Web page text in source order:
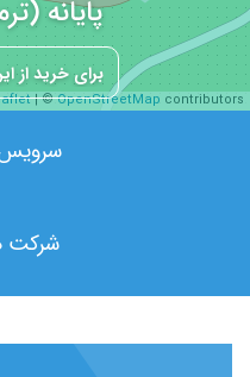
| ©OpenStreetMap contributors
پایانه
سرویس
شرکت